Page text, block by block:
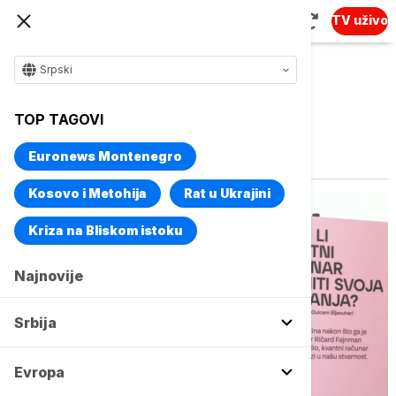
TV uživo
Srpski
TOP TAGOVI
Euronews Montenegro
Kosovo i Metohija Rat u Ukrajini
Kriza na Bliskom istoku
Najnovije
Srbija
Evropa
Vise o temi
Muzej nauke i tehnike